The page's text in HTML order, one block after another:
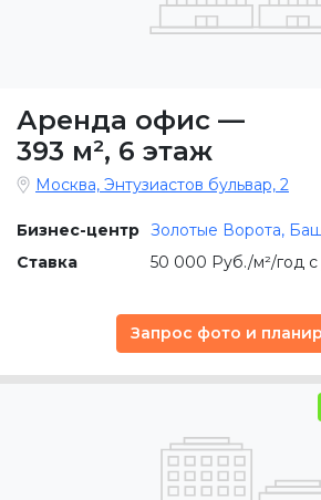
Аренда офис —
393 м², 6 этаж
Москва, Энтузиастов бульвар, 2
Бизнес-центр Золотые Ворота,
Ставка
50 000 Руб./м²/год с
Запрос фото и